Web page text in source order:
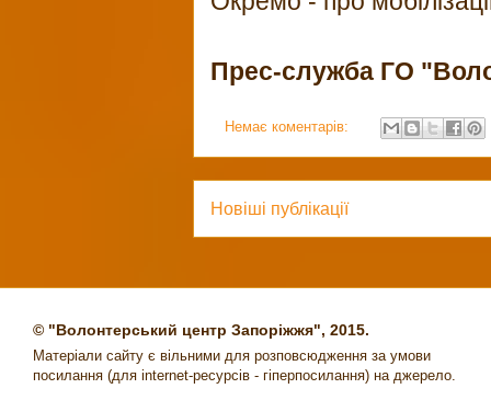
Прес-служба ГО
Немає коментарів:
Новіші публікації
© "Волонтерський центр Запоріжжя", 2015.
Матеріали сайту є вільними для розповсюдження за умови
посилання (для internet-ресурсів - гіперпосилання) на джерело.